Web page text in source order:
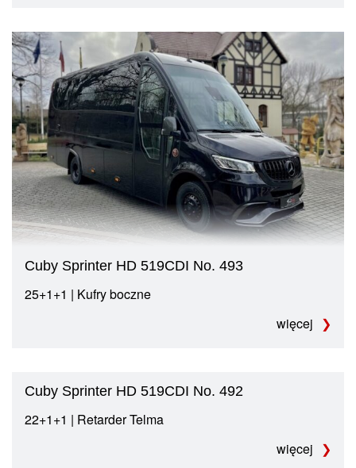
Cuby Sprinter HD 519CDI No. 493
25+1+1 | Kufry boczne
więcej
Cuby Sprinter HD 519CDI No. 492
22+1+1 | Retarder Telma
więcej